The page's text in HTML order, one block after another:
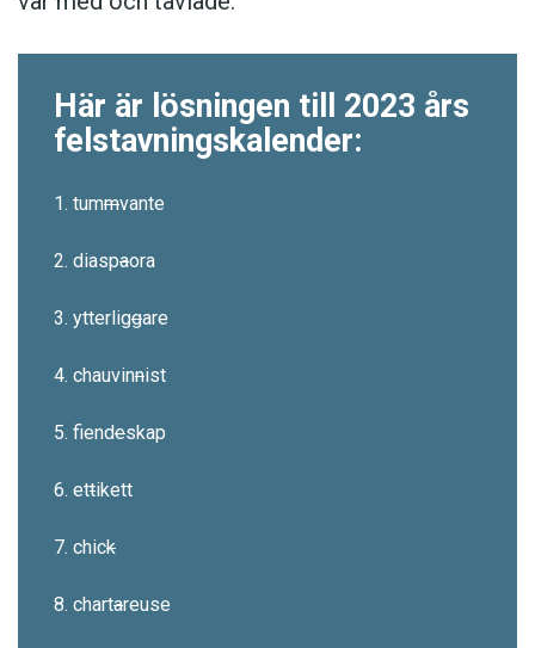
Här är lösningen till 2023 års
felstavningskalender:
1. tummvante
2. diaspaora
3. ytterliggare
4. chauvinnist
5. fiendeskap
6. ettikett
7. chick
8. chartareuse